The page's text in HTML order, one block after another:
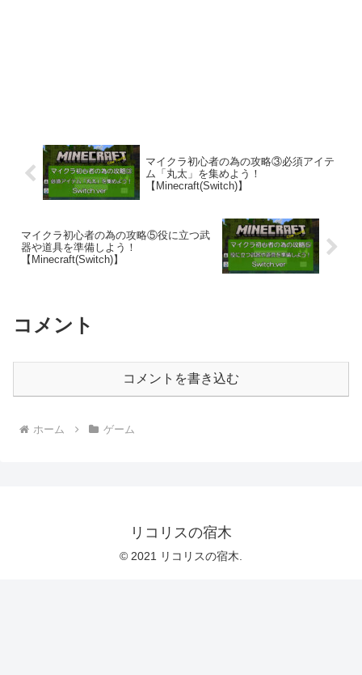
マイクラ初心者の為の攻略③必須アイテ
ム「丸太」を集めよう！
【Minecraft(Switch)】
マイクラ初心者の為の攻略⑤役に立つ武
器や道具を準備しよう！
【Minecraft(Switch)】
コメント
コメントを書き込む
ホーム ゲーム
リコリスの宿木
© 2021 リコリスの宿木.